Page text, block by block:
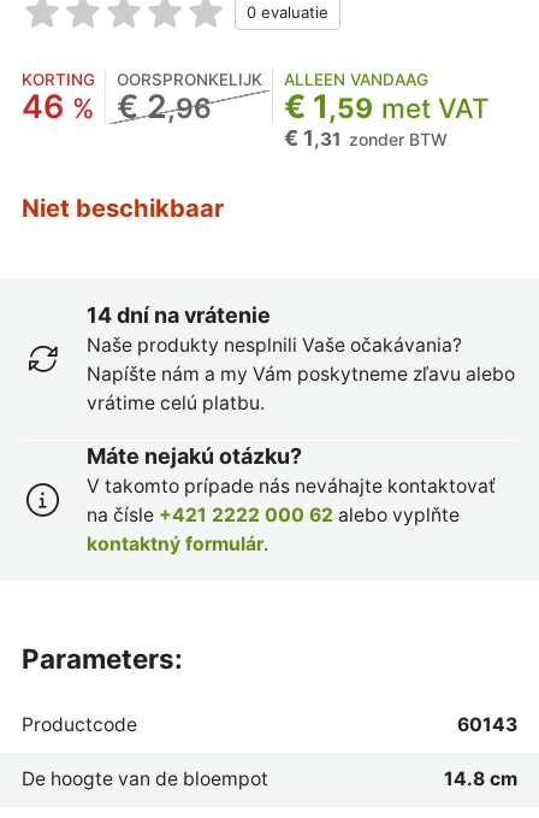
KORTING
46 %
OORSPRONKELIJK
€ 2,96
ALLEEN VANDAAG
€ 1,59 met VAT
€ 1,31 zonder BTW
Niet beschikbaar
14 dní na vrátenie
Naše produkty nesplnili Vaše očakávania?
Napíšte nám a my Vám poskytneme zľavu alebo
vrátime celú platbu.
Máte nejakú otázku?
V takomto prípade nás neváhajte kontaktovať
na čísle +421 2222 000 62 alebo vyplňte
kontaktný formulár.
parameters:
Productcode 60143
De hoogte van de bloempot 14.8 cm